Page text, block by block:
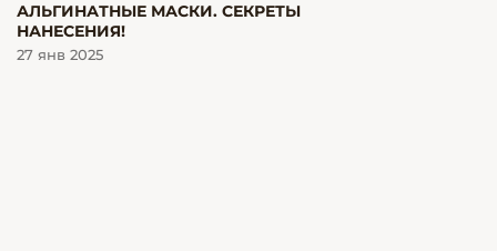
27 янв 2025
АЛЬГИНАТНЫЕ МАСКИ. СЕКРЕТЫ
НАНЕСЕНИЯ!